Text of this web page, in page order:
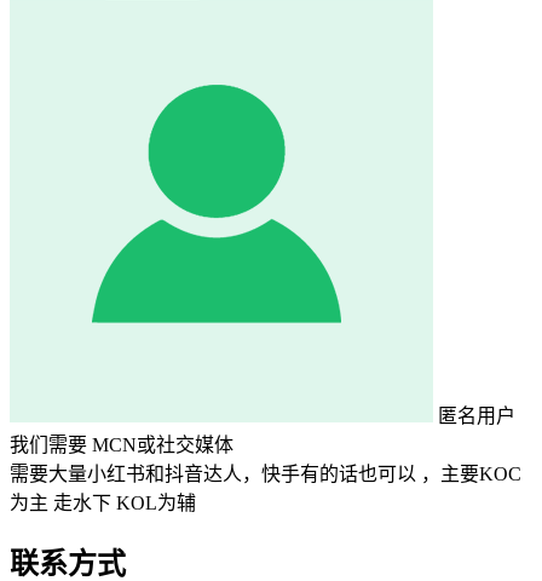
匿名用户
我们需要 MCN或社交媒体
需要大量小红书和抖音达人，快手有的话也可以 ，主要KOC
为主 走水下 KOL为辅
联系方式